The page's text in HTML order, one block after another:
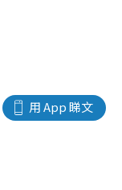
用 App 睇文